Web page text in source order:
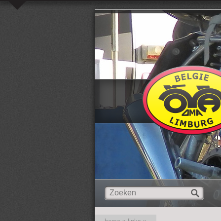
Overslaan en naar de inhoud gaan
Zoekveld
Zoeken